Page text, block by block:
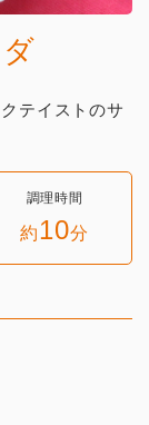
テイストのサ
調理時間
約10分